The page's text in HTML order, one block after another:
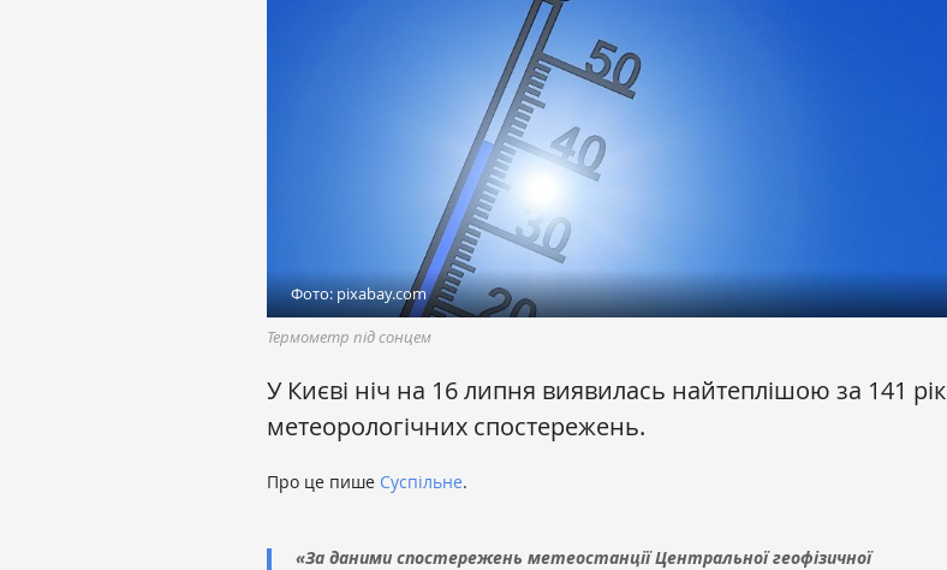
Фото: pixabay.com
Термометр під сонцем
У Києві ніч на 16 липня виявилась найтеплішою за 141 рік
метеорологічних спостережень.
Про це пише Суспільне.
«За даними спостережень метеостанції Центральної геофізичної